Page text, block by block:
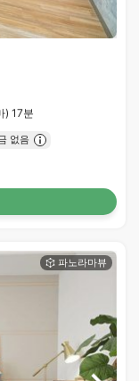
) 17분
없음